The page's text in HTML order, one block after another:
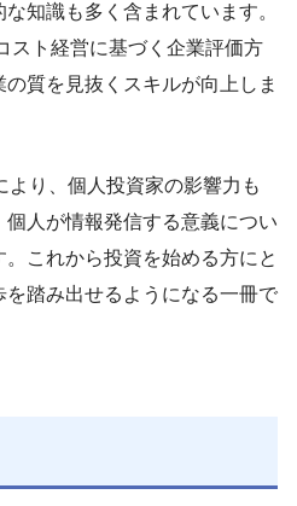
知識も多く含まれています。
スト経営に基づく企業評価方
質を見抜くスキルが向上しま
より、個人投資家の影響力も
人が情報発信する意義につい
これから投資を始める方にと
踏み出せるようになる一冊で